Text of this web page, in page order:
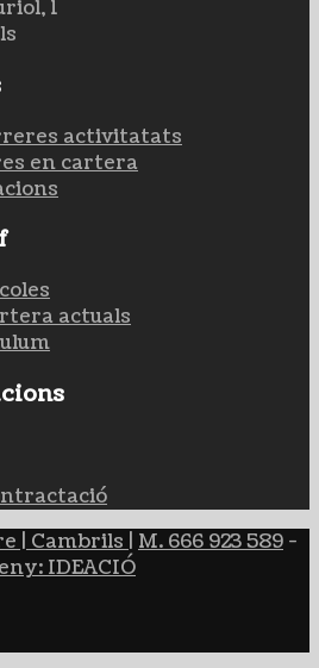
1
activitatats
en cartera
actuals
| Cambrils| M. 666 923 589 -
IDEACIÓ